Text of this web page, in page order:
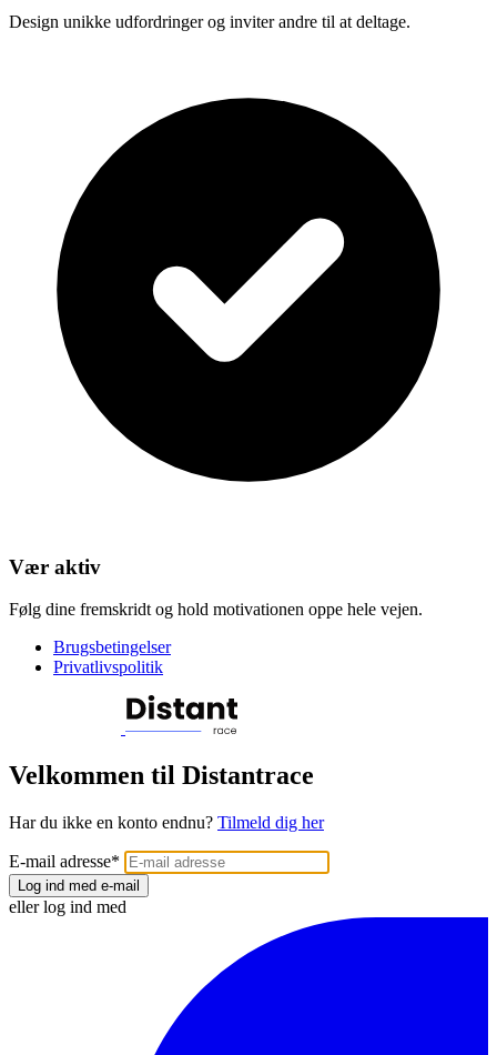
Design unikke udfordringer og inviter andre til at deltage.
Vær aktiv
Følg dine fremskridt og hold motivationen oppe hele vejen.
Brugsbetingelser
Privatlivspolitik
Velkommen til Distantrace
Har du ikke en konto endnu? Tilmeld dig her
E-mail adresse*
Log ind med e-mail
eller log ind med